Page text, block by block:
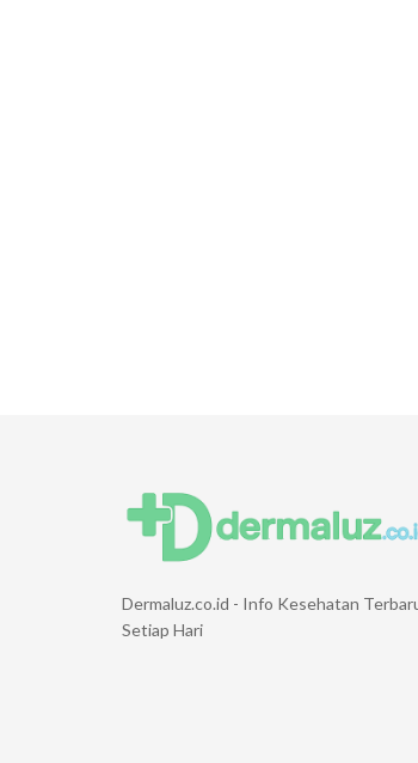
Dermaluz.co.id - Info Kesehatan
Setiap Hari